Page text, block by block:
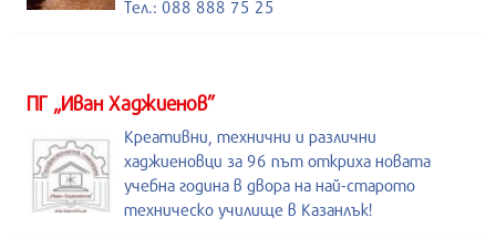
Тел.: 088 888 75 25
ПГ „Иван Хаджиенов”
Креативни, технични и различни
хаджиеновци за 96 път откриха новата
учебна година в двора на най-старото
техническо училище в Казанлък!